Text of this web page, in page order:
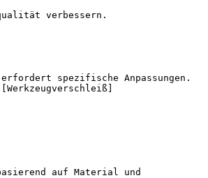
verbessern.
spezifische Anpassungen.
auf Material und